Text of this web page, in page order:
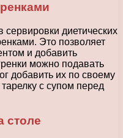
сервировки диетических
Это позволяет
и добавить
можно подавать
добавить их по своему
с супом перед
столе